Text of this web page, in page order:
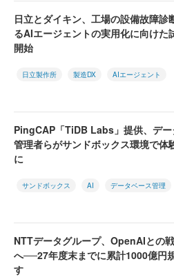
日立とダイキン、工場の設備故障診
るAIエージェントの実用化に向けた
開始
日立製作所 製造DX AIエージェント
PingCAP「TiDB Labs」提供、デー
管理者らがサンドボックス環境で体
に
サンドボックス AI データベース管理
NTTデータグループ、OpenAIとの
へ──27年度末までに累計1000億円
す